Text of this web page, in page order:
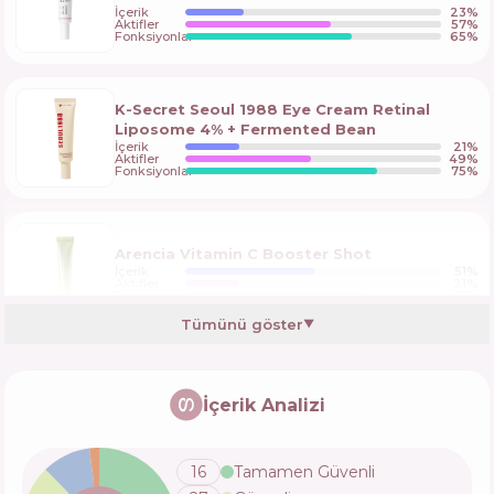
İçerik 23%
Aktifler 57%
Fonksiyonlar 65%
K-Secret Seoul 1988 Eye Cream Retinal
Liposome 4% + Fermented Bean
İçerik 21%
Aktifler 49%
Fonksiyonlar 75%
Arencia Vitamin C Booster Shot
Gel Cream
Tümünü göster▼
İçerik Analizi
16
Tamamen Güvenli